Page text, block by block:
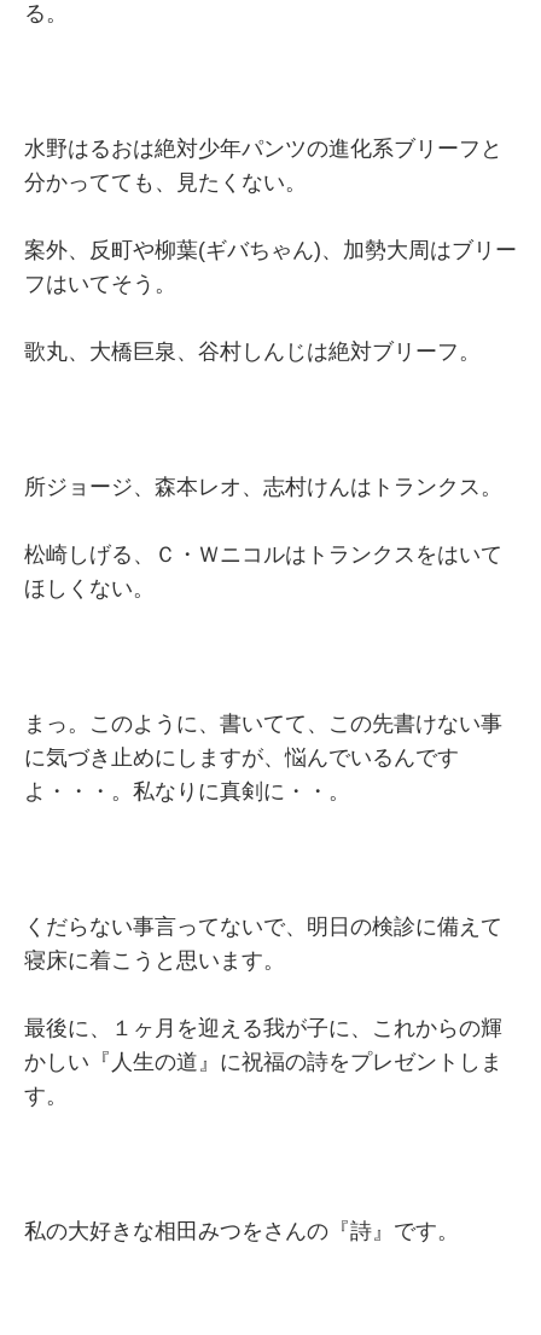
る。
水野はるおは絶対少年パンツの進化系ブリーフと
分かってても、見たくない。
案外、反町や柳葉(ギバちゃん)、加勢大周はブリー
フはいてそう。
歌丸、大橋巨泉、谷村しんじは絶対ブリーフ。
所ジョージ、森本レオ、志村けんはトランクス。
松崎しげる、Ｃ・Ｗニコルはトランクスをはいて
ほしくない。
まっ。このように、書いてて、この先書けない事
に気づき止めにしますが、悩んでいるんです
よ・・・。私なりに真剣に・・。
くだらない事言ってないで、明日の検診に備えて
寝床に着こうと思います。
最後に、１ヶ月を迎える我が子に、これからの輝
かしい『人生の道』に祝福の詩をプレゼントしま
す。
私の大好きな相田みつをさんの『詩』です。